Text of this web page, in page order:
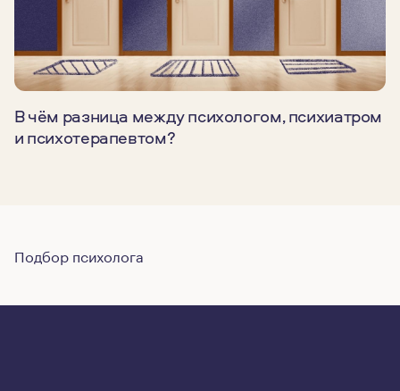
В чём разница между психологом, психиатром
и психотерапевтом?
Подбор психолога